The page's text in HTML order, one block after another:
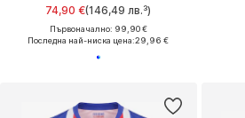
74,90 €(146,49 лв.³)
Първоначално: 99,90 €
Последна най-ниска цена:29,96 €